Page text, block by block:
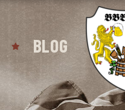
BLOG